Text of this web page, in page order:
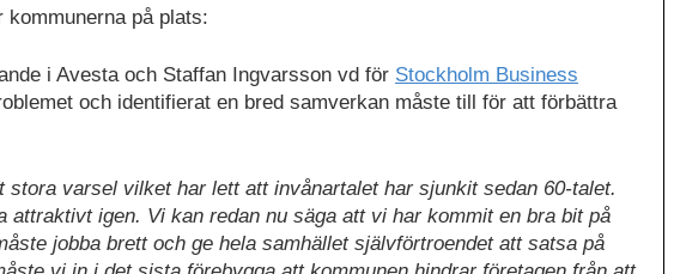
kommunerna på plats:
i Avesta och Staffan Ingvarsson vd för Stockholm Business
och identifierat en bred samverkan måste till för att förbättra
varsel vilket har lett att invånartalet har sjunkit sedan 60-talet.
attraktivt igen. Vi kan redan nu säga att vi har kommit en bra bit på
jobba brett och ge hela samhället självförtroendet att satsa på